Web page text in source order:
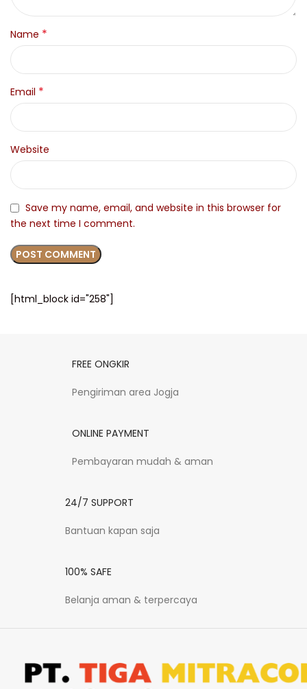
Name *
Email *
Website
Save my name, email, and website in this browser for
the next time I comment.
[html_block id="258"]
FREE ONGKIR
Pengiriman area Jogja
ONLINE PAYMENT
Pembayaran mudah & aman
24/7 SUPPORT
Bantuan kapan saja
100% SAFE
Belanja aman & terpercaya